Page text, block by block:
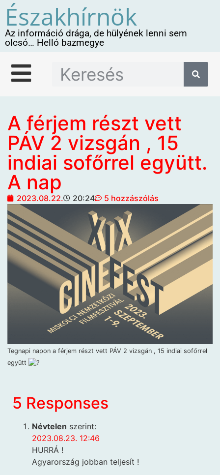
Északhírnök
Az információ drága, de hülyének lenni sem
olcsó… Helló bazmegye
A férjem részt vett
PÁV 2 vizsgán , 15
indiai sofőrrel együtt.
A nap
2023.08.22. 20:24 5 hozzászólás
Tegnapi napon a férjem részt vett PÁV 2 vizsgán , 15 indiai sofőrrel
együtt
5 Responses
Névtelen szerint:
2023.08.23. 12:46
HURRÁ !
Agyarország jobban teljesít !